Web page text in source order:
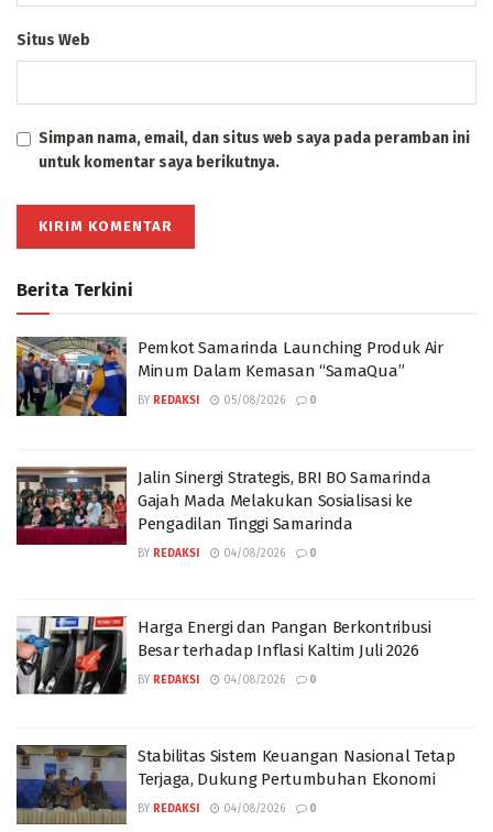
Situs Web
Simpan nama, email, dan situs web saya pada peramban ini
untuk komentar saya berikutnya.
Berita Terkini
Pemkot Samarinda Launching Produk Air
Minum Dalam Kemasan “SamaQua”
BY REDAKSI 05/08/2026 0
Jalin Sinergi Strategis, BRI BO Samarinda
Gajah Mada Melakukan Sosialisasi ke
Pengadilan Tinggi Samarinda
BY REDAKSI 04/08/2026 0
Harga Energi dan Pangan Berkontribusi
Besar terhadap Inflasi Kaltim Juli 2026
BY REDAKSI 04/08/2026 0
Stabilitas Sistem Keuangan Nasional Tetap
Terjaga, Dukung Pertumbuhan Ekonomi
BY REDAKSI 04/08/2026 0